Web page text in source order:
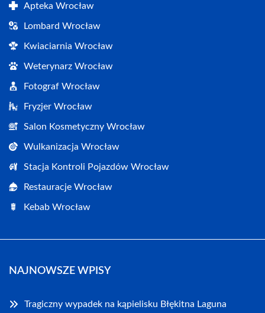
Apteka Wrocław
Lombard Wrocław
Kwiaciarnia Wrocław
Weterynarz Wrocław
Fotograf Wrocław
Fryzjer Wrocław
Salon Kosmetyczny Wrocław
Wulkanizacja Wrocław
Stacja Kontroli Pojazdów Wrocław
Restauracje Wrocław
Kebab Wrocław
NAJNOWSZE WPISY
Tragiczny wypadek na kąpielisku Błękitna Laguna